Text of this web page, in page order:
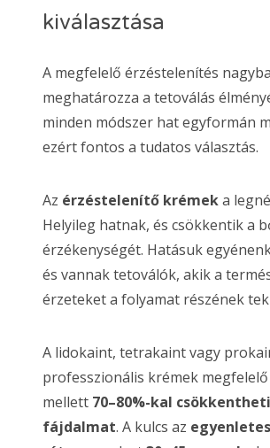
kiválasztása
A megfelelő érzéstelenítés
meghatározza a tetoválás
minden módszer hat egyformán
ezért fontos a tudatos választás.
Az érzéstelenítő krémeka
Helyileg hatnak, és csökkentik a
érzékenységét. Hatásuk
és vannak tetoválók, akik a
érzeteket a folyamat részének
A lidokaint, tetrakaint vagy
professzionális krémek
mellett 70–80%-kal
fájdalmat. A kulcs az